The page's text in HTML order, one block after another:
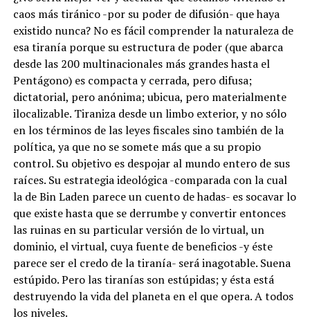
caos más tiránico -por su poder de difusión- que haya
existido nunca? No es fácil comprender la naturaleza de
esa tiranía porque su estructura de poder (que abarca
desde las 200 multinacionales más grandes hasta el
Pentágono) es compacta y cerrada, pero difusa;
dictatorial, pero anónima; ubicua, pero materialmente
ilocalizable. Tiraniza desde un limbo exterior, y no sólo
en los términos de las leyes fiscales sino también de la
política, ya que no se somete más que a su propio
control. Su objetivo es despojar al mundo entero de sus
raíces. Su estrategia ideológica -comparada con la cual
la de Bin Laden parece un cuento de hadas- es socavar lo
que existe hasta que se derrumbe y convertir entonces
las ruinas en su particular versión de lo virtual, un
dominio, el virtual, cuya fuente de beneficios -y éste
parece ser el credo de la tiranía- será inagotable. Suena
estúpido. Pero las tiranías son estúpidas; y ésta está
destruyendo la vida del planeta en el que opera. A todos
los niveles.